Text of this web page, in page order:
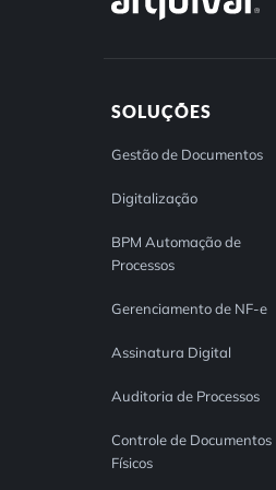
SOLUÇÕES
Gestão de Documentos
Digitalização
BPM Automação de
Processos
Gerenciamento de NF-e
Assinatura Digital
Auditoria de Processos
Controle de Documentos
Físicos